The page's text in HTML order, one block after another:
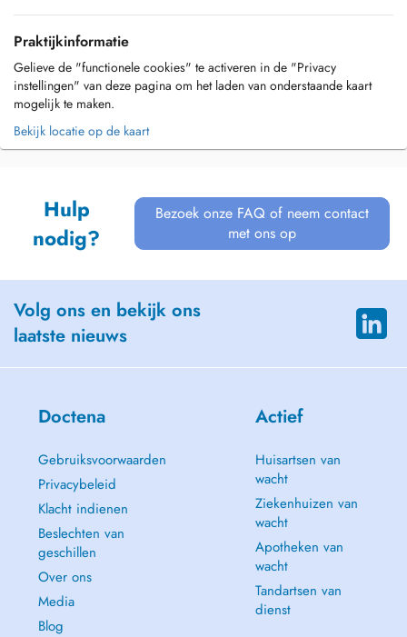
Praktijkinformatie
Gelieve de "functionele cookies" te activeren in de "Privacy
instellingen" van deze pagina om het laden van onderstaande kaart
mogelijk te maken.
Bekijk locatie op de kaart
Hulp
nodig?
Bezoek onze FAQ of neem contact
met ons op
Volg ons en bekijk ons
laatste nieuws
Doctena
Gebruiksvoorwaarden
Privacybeleid
Klacht indienen
Beslechten van
geschillen
Over ons
Media
Blog
Actief
Huisartsen van
wacht
Ziekenhuizen van
wacht
Apotheken van
wacht
Tandartsen van
dienst